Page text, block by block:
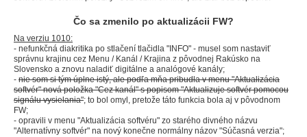
Čo sa zmenilo po aktualizácii FW?
Na verziu 1010:
- nefunkčná diakritika po stlačení tlačidla "INFO" - musel som nastaviť
správnu krajinu cez Menu / Kanál / Krajina z pôvodnej Rakúsko na
Slovensko a znovu naladiť digitálne a analógové kanály;
- nie som si tým úplne istý, ale podľa mňa pribudla v menu "Aktualizácia
softvér" nová položka "Cez kanál" s popisom "Aktualizuje softvér pomocou
signálu vysielania"; to bol omyl, pretože táto funkcia bola aj v pôvodnom
FW;
- opravili v menu "Aktualizácia softvéru" zo starého divného názvu
"Alternatívny softvér" na nový konečne normálny názov "Súčasná verzia";